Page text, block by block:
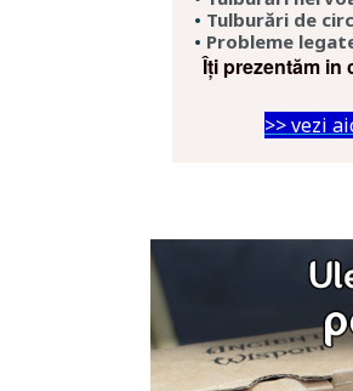
Tulburări de
Probleme
Îți prezentăm in
>> vezi